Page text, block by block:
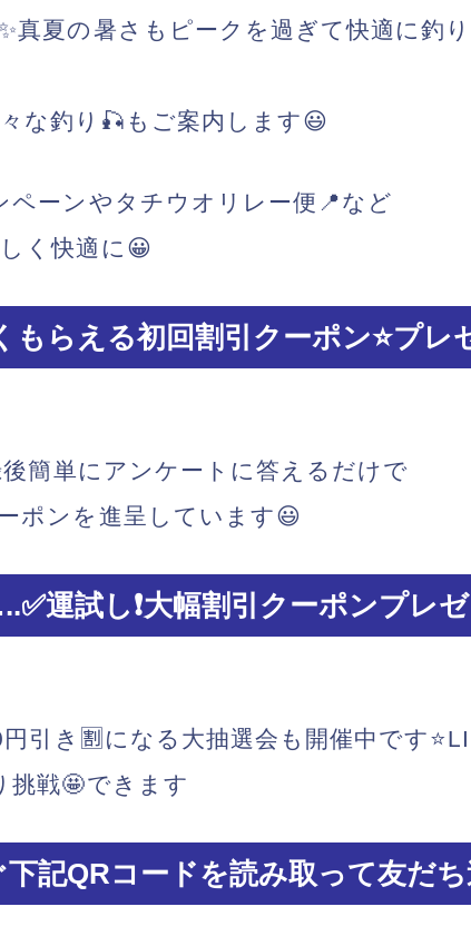
真夏の暑さもピークを過ぎて快適に釣
な釣り🎣もご案内します😃
ペーンやタチウオリレー便📍など
く快適に😀
もらえる初回割引クーポン⭐️プレ
簡単にアンケートに答えるだけで
ポンを進呈しています😃
運試し❗️大幅割引クーポンプレ
引き🈹になる大抽選会も開催中です
挑戦🤩できます
下記QRコードを読み取って友だ